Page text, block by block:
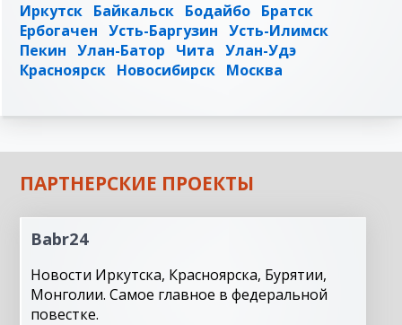
Иркутск Байкальск Бодайбо Братск
Ербогачен Усть-Баргузин Усть-Илимск
Пекин Улан-Батор Чита Улан-Удэ
Красноярск Новосибирск Москва
ПАРТНЕРСКИЕ ПРОЕКТЫ
Babr24
Новости Иркутска, Красноярска, Бурятии,
Монголии. Самое главное в федеральной
повестке.